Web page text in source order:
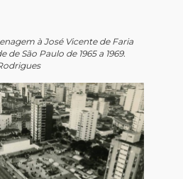
à José Vicente de Faria
São Paulo de 1965 a 1969.